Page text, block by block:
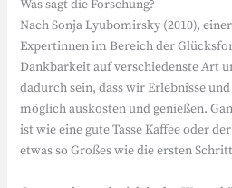
Was sagt die Forschung?
Nach Sonja Lyubomirsky (2010),
Expertinnen im Bereich der
Dankbarkeit auf verschiedenste Art
dadurch sein, dass wir Erlebnisse
möglich auskosten und genießen.
ist wie eine gute Tasse Kaffee oder
etwas so Großes wie die ersten